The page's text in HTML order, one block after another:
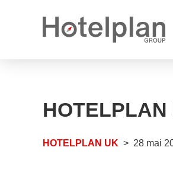
Rapports
Perspectives
Postes
HOTELPLAN
HOTELPLAN UK 28 mai